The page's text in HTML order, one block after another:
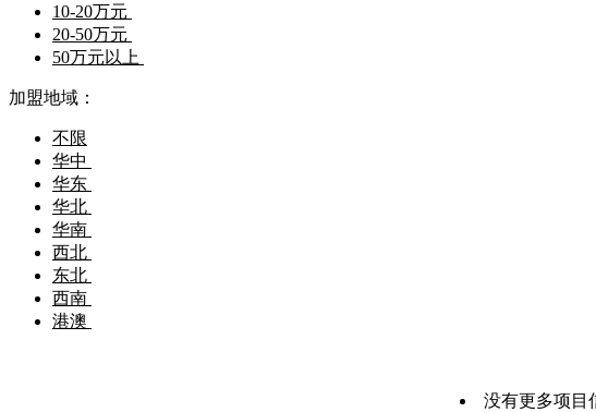
10-20万元
20-50万元
50万元以上
加盟地域：
不限
华中
华东
华北
华南
西北
东北
西南
港澳
没有更多项目